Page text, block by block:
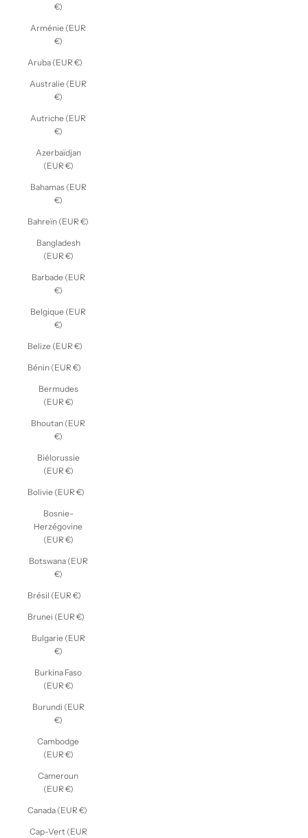
€)
Arménie (EUR
€)
Aruba (EUR €)
Australie (EUR
€)
Autriche (EUR
€)
Azerbaïdjan
(EUR €)
Bahamas (EUR
€)
Bahreïn (EUR €)
Bangladesh
(EUR €)
Barbade (EUR
€)
Belgique (EUR
€)
Belize (EUR €)
Bénin (EUR €)
Bermudes
(EUR €)
Bhoutan (EUR
€)
Biélorussie
(EUR €)
Bolivie (EUR €)
Bosnie-
Herzégovine
(EUR €)
Botswana (EUR
€)
Brésil (EUR €)
Brunei (EUR €)
Bulgarie (EUR
€)
Burkina Faso
(EUR €)
Burundi (EUR
€)
Cambodge
(EUR €)
Cameroun
(EUR €)
Canada (EUR €)
Cap-Vert (EUR